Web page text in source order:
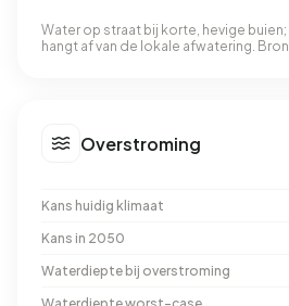
Water op straat bij korte, hevige
hangt af van de lokale afwatering.
Overstroming
Kans huidig klimaat
Kans in 2050
Waterdiepte bij overstroming